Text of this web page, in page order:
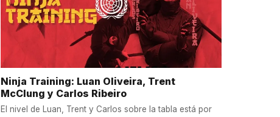
Ninja Training: Luan Oliveira, Trent
McClung y Carlos Ribeiro
El nivel de Luan, Trent y Carlos sobre la tabla está por